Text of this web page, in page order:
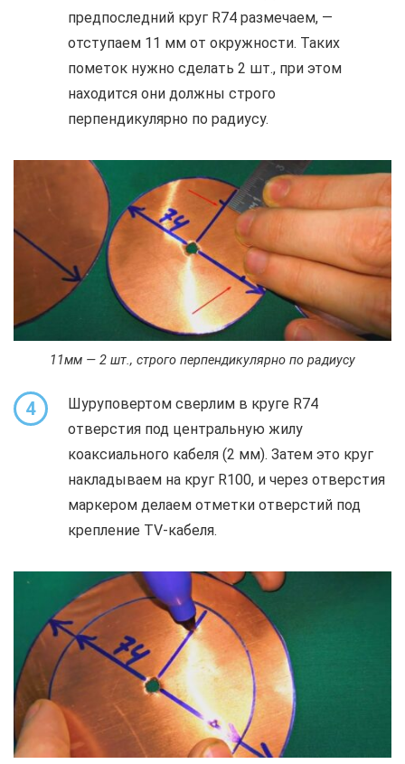
предпоследний круг R74 размечаем, —
отступаем 11 мм от окружности. Таких
пометок нужно сделать 2 шт., при этом
находится они должны строго
перпендикулярно по радиусу.
11мм — 2 шт., строго перпендикулярно по радиусу
4
Шуруповертом сверлим в круге R74
отверстия под центральную жилу
коаксиального кабеля (2 мм). Затем это круг
накладываем на круг R100, и через отверстия
маркером делаем отметки отверстий под
крепление TV-кабеля.